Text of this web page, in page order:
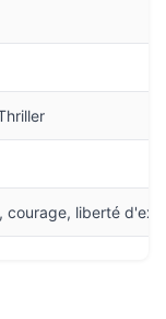
courage, liberté